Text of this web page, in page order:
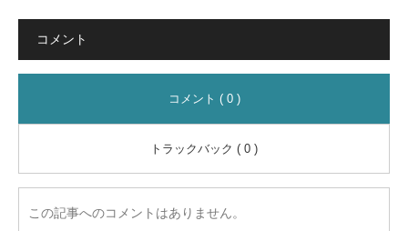
コメント
コメント ( 0 )
トラックバック ( 0 )
この記事へのコメントはありません。